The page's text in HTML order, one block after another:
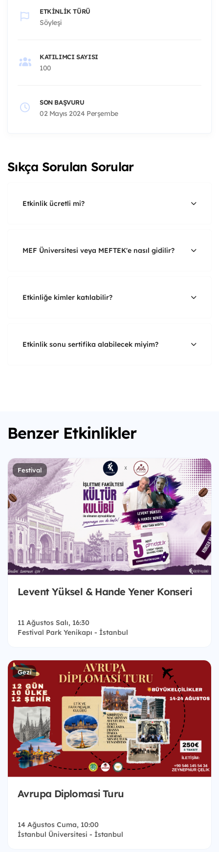
ETKINLIK TÜRÜ
Söyleşi
KATILIMCI SAYISI
100
SON BAŞVURU
02 Mayıs 2024 Perşembe
Sıkça Sorulan Sorular
Etkinlik ücretli mi?
MEF Üniversitesi veya MEFTEK'e nasıl gidilir?
Etkinliğe kimler katılabilir?
Etkinlik sonu sertifika alabilecek miyim?
Benzer Etkinlikler
Festival
Levent Yüksel & Hande Yener Konseri
11 Ağustos Salı, 16:30
Festival Park Yenikapı - İstanbul
Gezi
Avrupa Diplomasi Turu
14 Ağustos Cuma, 10:00
İstanbul Üniversitesi - İstanbul